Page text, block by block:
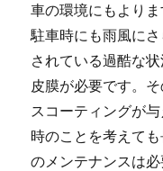
車の環境にもより
駐車時にも雨風に
されている過酷な
皮膜が必要です。
スコーティングが
時のことを考えて
のメンテナンスは